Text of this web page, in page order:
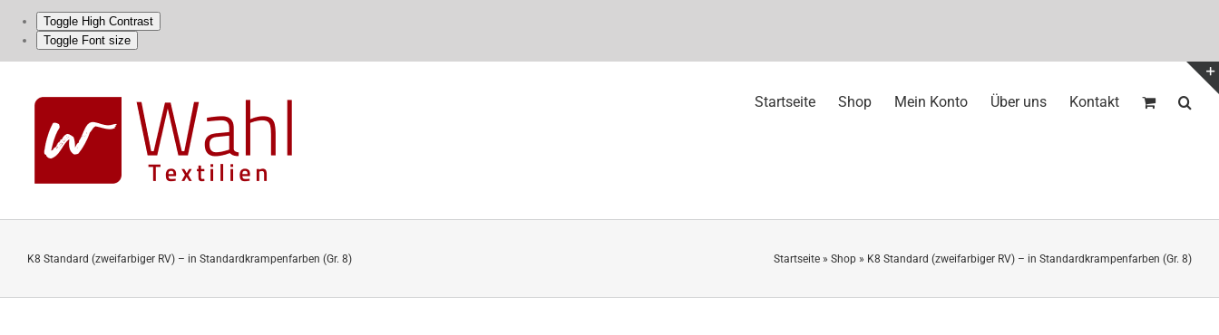
Toggle High Contrast
Toggle Font size
content
Startseite Shop Mein Konto Über uns Kontakt
K8 Standard (zweifarbiger RV) – in Standardkrampenfarben (Gr. 8) Startseite » Shop » K8 Standard (zweifarbiger RV) – in Standardkrampenfarben (Gr. 8)